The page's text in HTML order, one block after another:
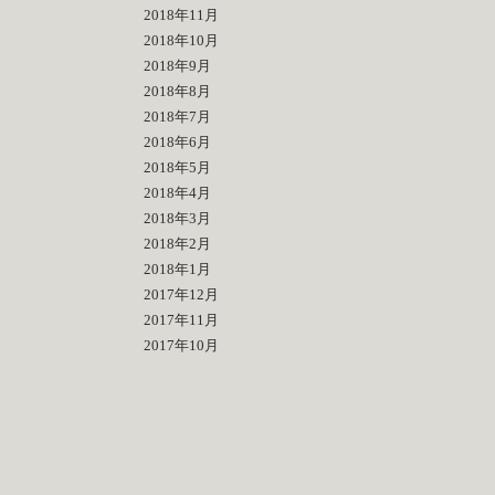
2018年11月
2018年10月
2018年9月
2018年8月
2018年7月
2018年6月
2018年5月
2018年4月
2018年3月
2018年2月
2018年1月
2017年12月
2017年11月
2017年10月